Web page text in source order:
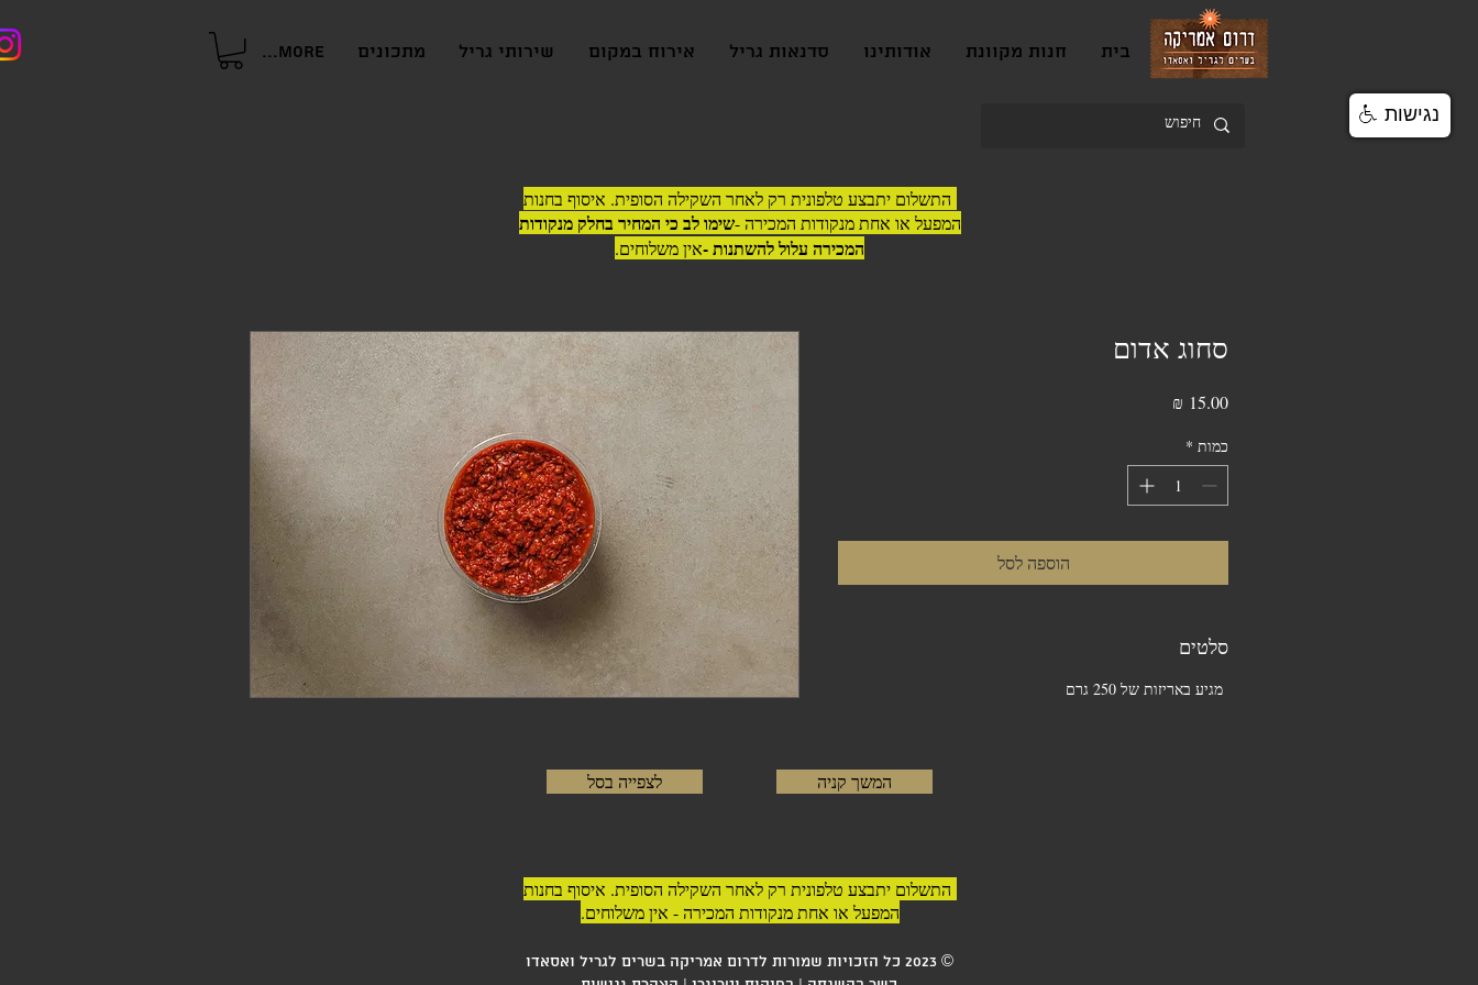
בית חנות מקוונת אודותינו סדנאות גריל אירוח במקום שירותי גריל מתכונים More...
התשלום יתבצע טלפונית רק לאחר השקילה הסופית. איסוף בחנות
המפעל או אחת מנקודות המכירה -שימו לב כי המחיר בחלק מנקודות
המכירה עלול להשתנות -אין משלוחים.
סחוג אדום
כמות *
הוספה לסל
סלטים
מגיע באריזות של 250 גרם
לצפייה בסל המשך קניה
התשלום יתבצע טלפונית רק לאחר השקילה הסופית. איסוף בחנות
המפעל או אחת מנקודות המכירה - אין משלוחים.
© 2023 כל הזכויות שמורות לדרום אמריקה בשרים לגריל ואסאדו
נגישות